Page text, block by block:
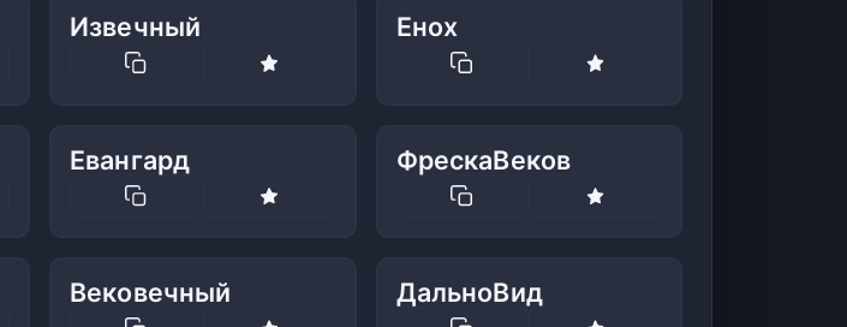
Извечный Енох
Евангард ФрескаВеков
Вековечный ДальноВид